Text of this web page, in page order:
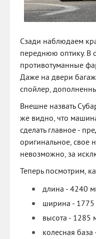
Сзади наблюдаем
переднюю оптику. В
противотуманные
Даже на двери
спойлер,
Внешне назвать
же видно, что
сделать главное -
оригинальное, свое
невозможно, за
Теперь посмотрим,
длина - 4240
ширина -
высота - 1285
колесная